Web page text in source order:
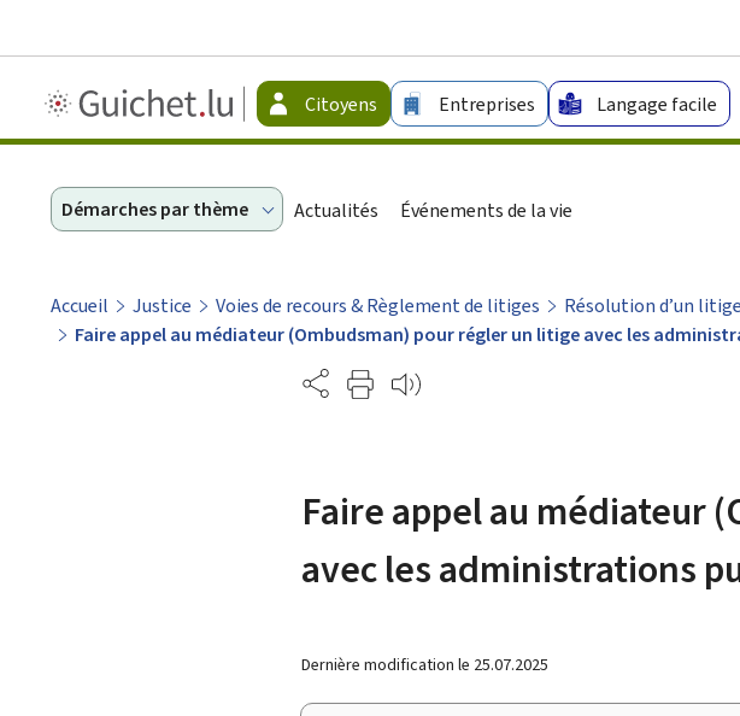
Guichet.lu
-
Citoyens Entreprises Langage facile
Démarches par thème Actualités Événements de la vie
Accueil Justice Voies de recours & Règlement de litiges
Résolution d’un
Faire appel au médiateur (Ombudsman) pour régler un litige avec les
Partage
Faire appel au médiateur
avec les administrations
Dernière modification le 25.07.2025